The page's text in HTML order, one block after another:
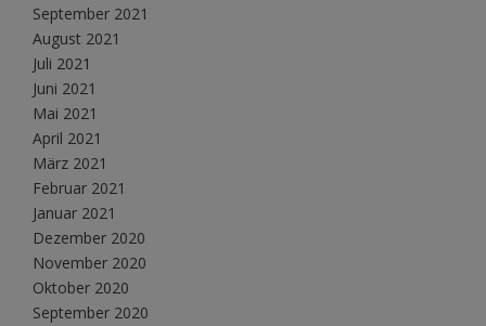
September 2021
August 2021
Juli 2021
Juni 2021
Mai 2021
April 2021
März 2021
Februar 2021
Januar 2021
Dezember 2020
November 2020
Oktober 2020
September 2020